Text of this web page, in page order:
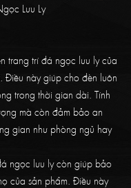
Lưu Ly
trang trí đá ngọc lưu ly của
Điều này giúp cho đèn luôn
trong thời gian dài. Tính
mà còn đảm bảo an
gian như phòng ngủ hay
ngọc lưu ly còn giúp bảo
của sản phẩm. Điều này